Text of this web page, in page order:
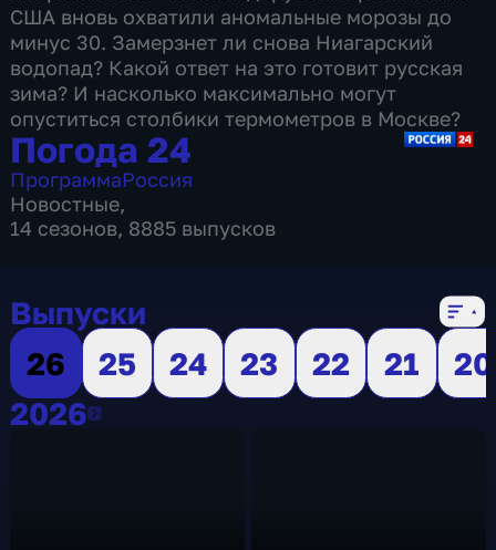
США вновь охватили аномальные морозы до
минус 30. Замерзнет ли снова Ниагарский
водопад? Какой ответ на это готовит русская
зима? И насколько максимально могут
опуститься столбики термометров в Москве?
Погода 24
ПрограммаРоссия
Новостные,
14 сезонов, 8885 выпусков
Выпуски
26
25 24 23 22 21
20
20262026